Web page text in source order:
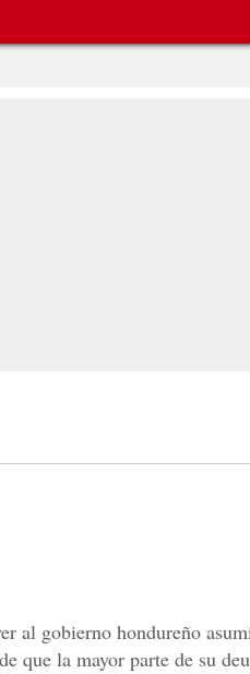
al gobierno hondureño
que la mayor parte de su